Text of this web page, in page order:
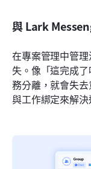
與 Lark
在專案管理中管
失。像「這完成
務分離，就會失去
與工作綁定來解決